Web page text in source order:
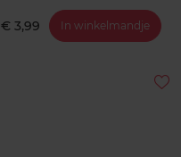
€ 3,99 In winkelmandje